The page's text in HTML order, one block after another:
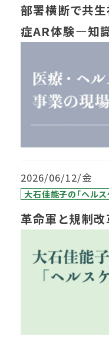
部署横断で共
症AR体験―知識
2026/06/12/金
大石佳能子の「ヘルス
革命軍と規制改